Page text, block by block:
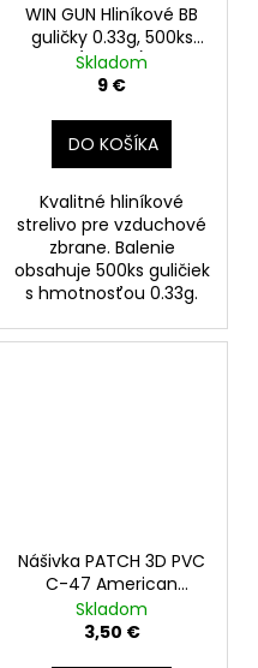
WIN GUN Hliníkové BB
guličky 0.33g, 500ks
(BB 639)
Skladom
9 €
DO KOŠÍKA
Kvalitné hliníkové
strelivo pre vzduchové
zbrane. Balenie
obsahuje 500ks guličiek
s hmotnosťou 0.33g.
Nášivka PATCH 3D PVC
C-47 American
Legend
Skladom
3,50 €